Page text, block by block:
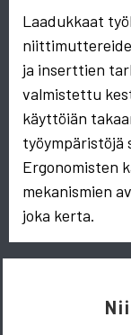
Laadukkaat
ja inserttien
valmistettu
käyttöiän
työympäristöjä
Ergonomisten
mekanismien
joka kerta.